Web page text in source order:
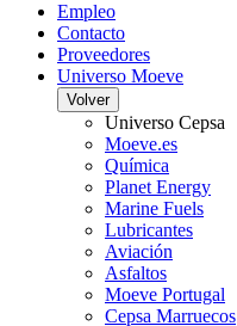
Empleo
Contacto
Proveedores
Universo Moeve
Volver
Universo Cepsa
Moeve.es
Química
Planet Energy
Marine Fuels
Lubricantes
Aviación
Asfaltos
Moeve Portugal
Cepsa Marruecos